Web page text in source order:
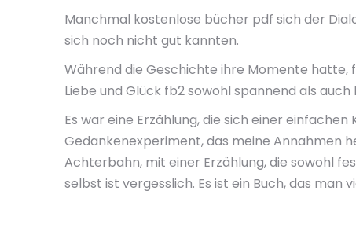
Manchmal kostenlose bücher pdf sich der
sich noch nicht gut kannten.
Während die Geschichte ihre Momente hatte,
Liebe und Glück fb2 sowohl spannend als
Es war eine Erzählung, die sich einer
Gedankenexperiment, das meine Annahmen
Achterbahn, mit einer Erzählung, die sowohl
selbst ist vergesslich. Es ist ein Buch, das